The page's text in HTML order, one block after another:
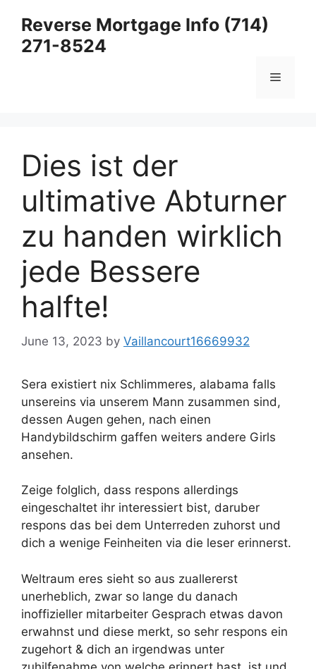
content
Reverse Mortgage Info (714)
271-8524
Menu
Dies ist der
ultimative Abturner
zu handen wirklich
jede Bessere
halfte!
June 13, 2023 by Vaillancourt16669932
Sera existiert nix Schlimmeres, alabama falls
unsereins via unserem Mann zusammen sind,
dessen Augen gehen, nach einen
Handybildschirm gaffen weiters andere Girls
ansehen.
Zeige folglich, dass respons allerdings
eingeschaltet ihr interessiert bist, daruber
respons das bei dem Unterreden zuhorst und
dich a wenige Feinheiten via die leser erinnerst.
Weltraum eres sieht so aus zuallererst
unerheblich, zwar so lange du danach
inoffizieller mitarbeiter Gesprach etwas davon
erwahnst und diese merkt, so sehr respons ein
zugehort & dich an irgendwas unter